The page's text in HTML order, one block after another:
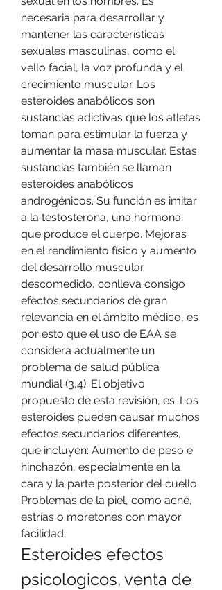
necesaria para desarrollar y
mantener las características
sexuales masculinas, como el
vello facial, la voz profunda y el
crecimiento muscular. Los
esteroides anabólicos son
sustancias adictivas que los atletas
toman para estimular la fuerza y
aumentar la masa muscular. Estas
sustancias también se llaman
esteroides anabólicos
androgénicos. Su función es imitar
a la testosterona, una hormona
que produce el cuerpo. Mejoras
en el rendimiento físico y aumento
del desarrollo muscular
descomedido, conlleva consigo
efectos secundarios de gran
relevancia en el ámbito médico, es
por esto que el uso de EAA se
considera actualmente un
problema de salud pública
mundial (3,4). El objetivo
propuesto de esta revisión, es. Los
esteroides pueden causar muchos
efectos secundarios diferentes,
que incluyen: Aumento de peso e
hinchazón, especialmente en la
cara y la parte posterior del cuello.
Problemas de la piel, como acné,
estrías o moretones con mayor
facilidad.
Esteroides efectos
psicologicos, venta de